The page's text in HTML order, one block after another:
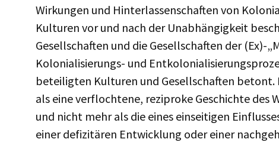
Wirkungen und Hinterlassenschaften von
Kulturen vor und nach der Unabhängigkeit
Gesellschaften und die Gesellschaften der
Kolonialisierungs- und
beteiligten Kulturen und Gesellschaften betont.
als eine verflochtene, reziproke Geschichte des
und nicht mehr als die eines einseitigen
einer defizitären Entwicklung oder einer